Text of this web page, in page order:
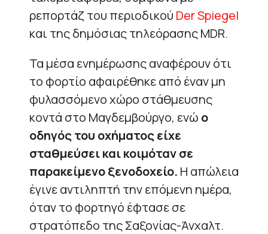
ρεπορτάζ του περιοδικού Der Spiegel
και της δημόσιας τηλεόρασης MDR.
Τα μέσα ενημέρωσης αναφέρουν ότι
το φορτίο αφαιρέθηκε από έναν μη
φυλασσόμενο χώρο στάθμευσης
κοντά στο Μαγδεμβούργο, ενώ ο
οδηγός του οχήματος είχε
σταθμεύσει και κοιμόταν σε
παρακείμενο ξενοδοχείο. Η απώλεια
έγινε αντιληπτή την επόμενη ημέρα,
όταν το φορτηγό έφτασε σε
στρατόπεδο της Σαξονίας-Άνχαλτ.